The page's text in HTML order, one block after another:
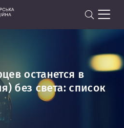
останется в
без света: список